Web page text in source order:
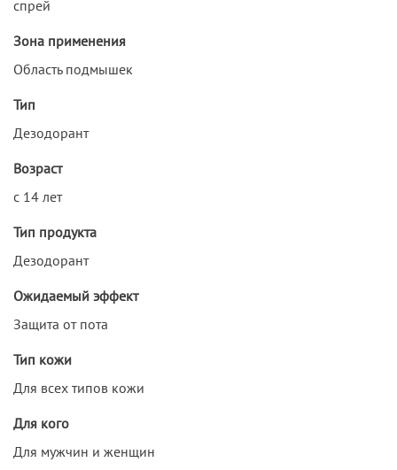
спрей
Зона применения
Область подмышек
Тип
Дезодорант
Возраст
с 14 лет
Тип продукта
Дезодорант
Ожидаемый эффект
Защита от пота
Тип кожи
Для всех типов кожи
Для кого
Для мужчин и женщин